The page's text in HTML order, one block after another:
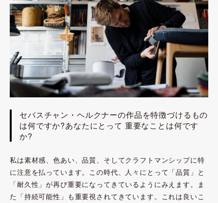
セバスチャン・ヘルクナーの作品を特徴づけるもの
は何ですか?あなたにとって 重要なことは何です
か?
私は素材感、色あい、品質、そしてクラフトマンシップに特
に注意を払っています。この時代、人々にとって「品質」と
「耐久性」が再び重要になってきているようにみえます。ま
た「持続可能性」も重要視されてきています。これは良いこ